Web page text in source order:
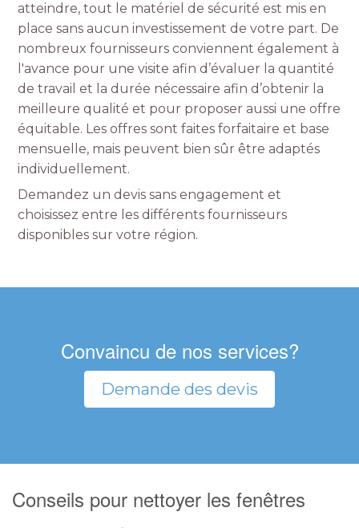
atteindre, tout le matériel de sécurité est mis en
place sans aucun investissement de votre part. De
nombreux fournisseurs conviennent également à
l'avance pour une visite afin d’évaluer la quantité
de travail et la durée nécessaire afin d’obtenir la
meilleure qualité et pour proposer aussi une offre
équitable. Les offres sont faites forfaitaire et base
mensuelle, mais peuvent bien sûr être adaptés
individuellement.
Demandez un devis sans engagement et
choisissez entre les différents fournisseurs
disponibles sur votre région.
Convaincu de nos services?
Demande des devis
Conseils pour nettoyer les fenêtres